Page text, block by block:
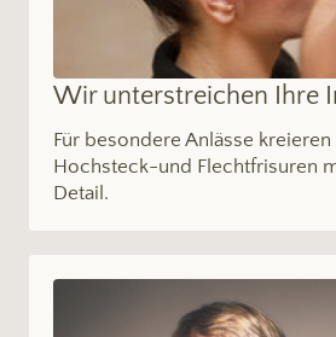
Wir unterstreichen Ihre
Für besondere Anlässe
Hochsteck-und Flechtfrisuren
Detail.